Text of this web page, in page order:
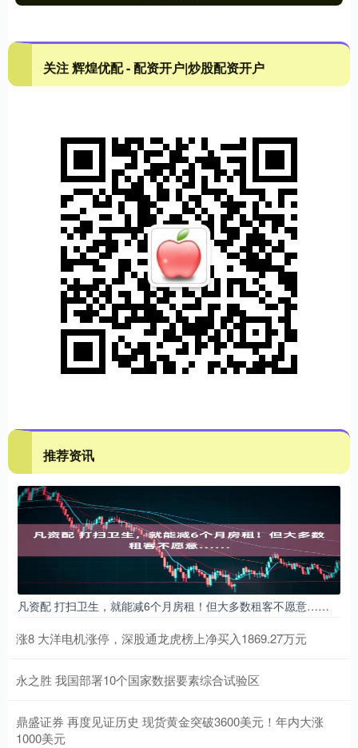
关注 辉煌优配 - 配资开户|炒股配资开户
推荐资讯
凡资配 打扫卫生，就能减6个月房租！但大多数租客不愿意……
涨8 大洋电机涨停，深股通龙虎榜上净买入1869.27万元
永之胜 我国部署10个国家数据要素综合试验区
鼎盛证券 再度见证历史 现货黄金突破3600美元！年内大涨
1000美元